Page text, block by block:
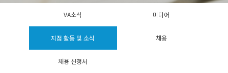
VA소식 미디어
지점 활동 및 소식 채용
채용 신청서